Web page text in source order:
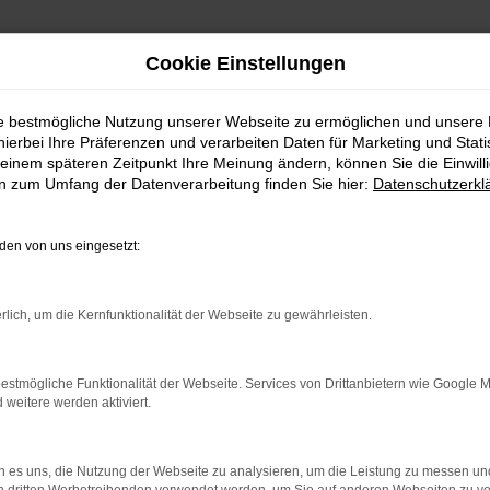
nach
finde deinen
Wir von MeinAuto Gebrauchtwagen halten
Unser Unternehmen ist auf junge
Worten sparst du beim Kauf eines Ford für
Fahrzeug. Was uns auszeichnet, ist unser
Ford direkt vor die Haustür stellen – ob in
kannst. Und das landesweit.
Cookie Einstellungen
bestmögliche Nutzung unserer Webseite zu ermöglichen und unsere
Ihre Präferenzen und verarbeiten Daten für Marketing und
späteren Zeitpunkt Ihre Meinung ändern, können Sie die
zum Umfang der Datenverarbeitung finden Sie hier:
von uns eingesetzt:
um die Kernfunktionalität der Webseite zu gewährleisten.
Funktionalität der Webseite. Services von Drittanbietern wie Google
weitere werden aktiviert.
es uns, die Nutzung der Webseite zu analysieren, um die Leistung zu messen